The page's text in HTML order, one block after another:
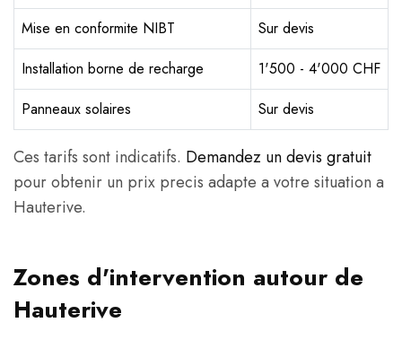
Mise en conformite NIBT
Sur devis
Installation borne de recharge
1'500 - 4'000 CHF
Panneaux solaires
Sur devis
Ces tarifs sont indicatifs. Demandez un devis gratuit
pour obtenir un prix precis adapte a votre situation a
Hauterive.
Zones d'intervention autour de
Hauterive